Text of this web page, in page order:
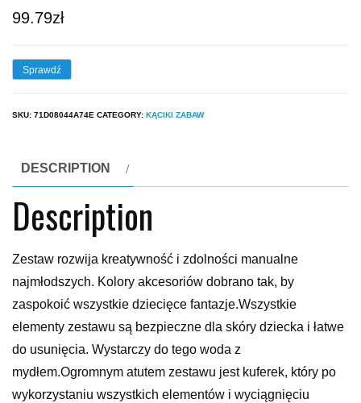
99.79zł
Sprawdź
SKU: 71D08044A74E CATEGORY: KĄCIKI ZABAW
DESCRIPTION
Description
Zestaw rozwija kreatywność i zdolności manualne
najmłodszych. Kolory akcesoriów dobrano tak, by
zaspokoić wszystkie dziecięce fantazje.Wszystkie
elementy zestawu są bezpieczne dla skóry dziecka i łatwe
do usunięcia. Wystarczy do tego woda z
mydłem.Ogromnym atutem zestawu jest kuferek, który po
wykorzystaniu wszystkich elementów i wyciągnięciu